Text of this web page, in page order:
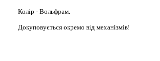
Колір - Вольфрам.
Докуповується окремо від механізмів!